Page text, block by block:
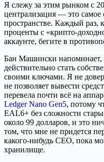
Я слежу за этим рынком с
централизация — это самое
пространстве. Каждый раз,
проценты с «крипто-
аккаунте, бегите в
Бан Машински напоминает,
действительно стать
своими ключами. Я не
не позволяет вывести
перевела почти всё на
Ledger Nano Gen5, потому
EAL6+ без сложности
около 99 долларов, и это
том, что мне не придется
какого-нибудь CEO, пока
хранилище.